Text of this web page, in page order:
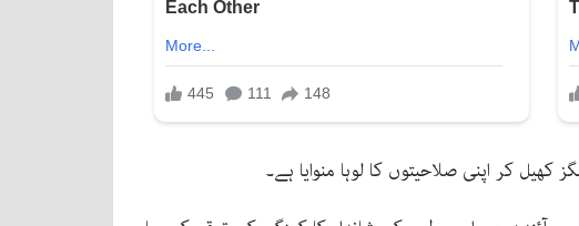
کھیل کر اپنی صلاحیتوں کا لوہا منوایا ہے۔